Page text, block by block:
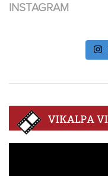
INSTAGRAM